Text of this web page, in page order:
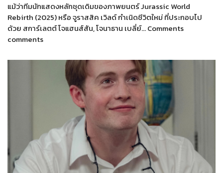
แม้ว่าทีมนักแสดงหลักชุดเดิมของภาพยนตร์ Jurassic World
Rebirth (2025) หรือ จูราสสิค เวิลด์ กำเนิดชีวิตใหม่ ที่ประกอบไป
ด้วย สการ์เลตต์ โจแฮนส์สัน, โจนาธาน เบลี่ย์… Comments
comments